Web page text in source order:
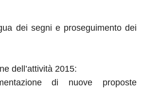
dei segni e proseguimento dei
dell’attività 2015:
di nuove proposte